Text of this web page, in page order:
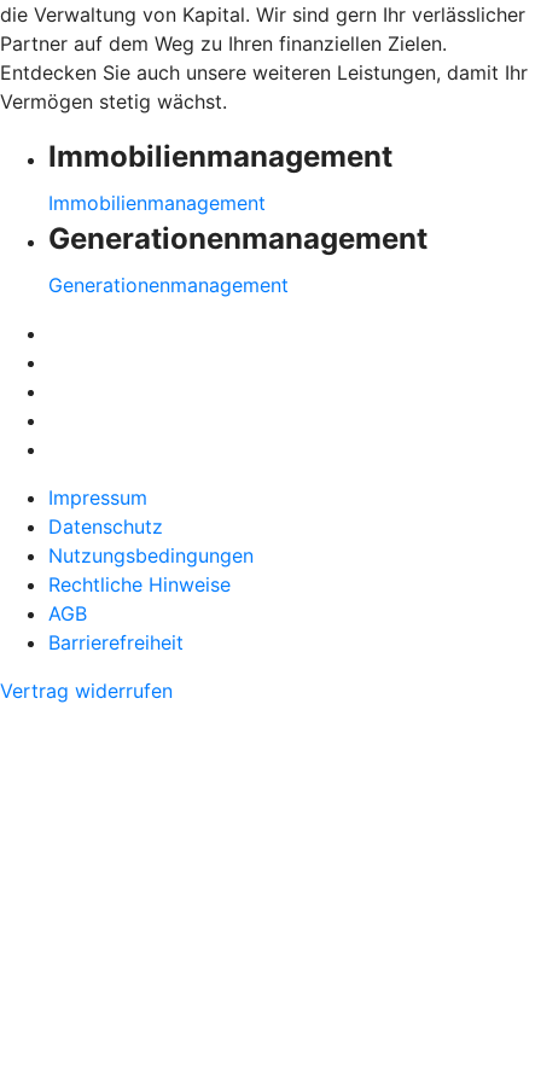
die Verwaltung von Kapital. Wir sind gern Ihr verlässlicher
Partner auf dem Weg zu Ihren finanziellen Zielen.
Entdecken Sie auch unsere weiteren Leistungen, damit Ihr
Vermögen stetig wächst.
Immobilienmanagement
Immobilienmanagement
Generationenmanagement
Generationenmanagement
Impressum
Datenschutz
Nutzungsbedingungen
Rechtliche Hinweise
AGB
Barrierefreiheit
Vertrag widerrufen